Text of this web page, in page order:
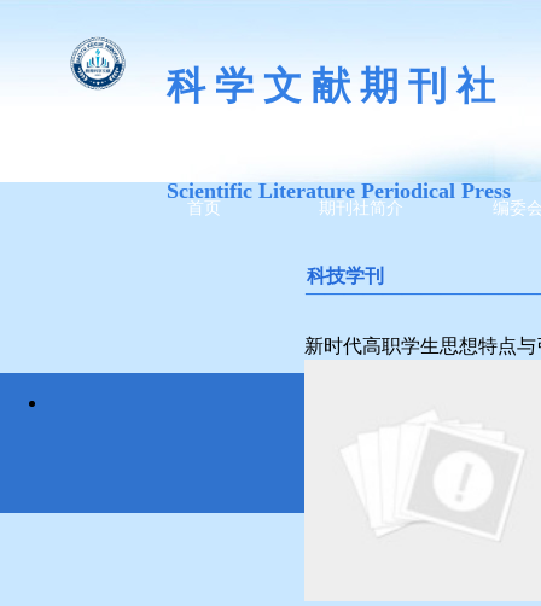
首页 期刊社简介 编委
科 学 文 献 期 刊 社
Scientific Literature Periodical Press
科技学刊
新时代高职学生思想特点